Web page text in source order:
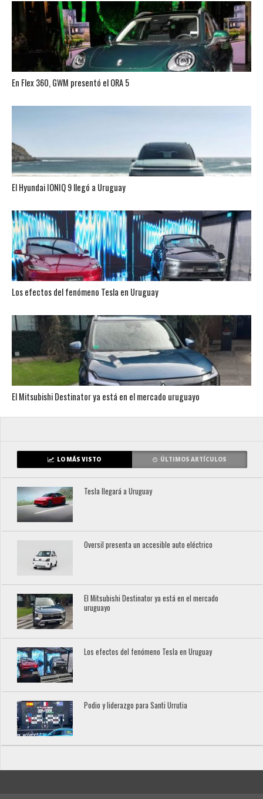
En Flex 360, GWM presentó el ORA 5
El Hyundai IONIQ 9 llegó a Uruguay
Los efectos del fenómeno Tesla en Uruguay
El Mitsubishi Destinator ya está en el mercado uruguayo
LO MÁS VISTO ÚLTIMOS ARTÍCULOS
Tesla llegará a Uruguay
Oversil presenta un accesible auto eléctrico
El Mitsubishi Destinator ya está en el mercado
uruguayo
Los efectos del fenómeno Tesla en Uruguay
Podio y liderazgo para Santi Urrutia